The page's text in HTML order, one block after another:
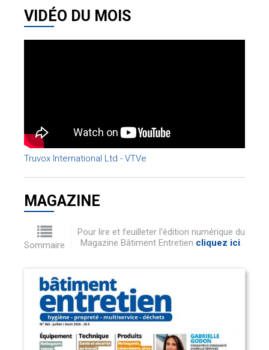
VIDÉO DU MOIS
Truvox International Ltd - VTVe
MAGAZINE
Sommaire
Pour lire et feuilleter l'édition numérique du
Magazine Bâtiment Entretien cliquez ici.